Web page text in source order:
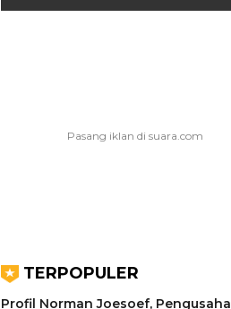
TERPOPULER
Profil Norman Joesoef, Pengusaha